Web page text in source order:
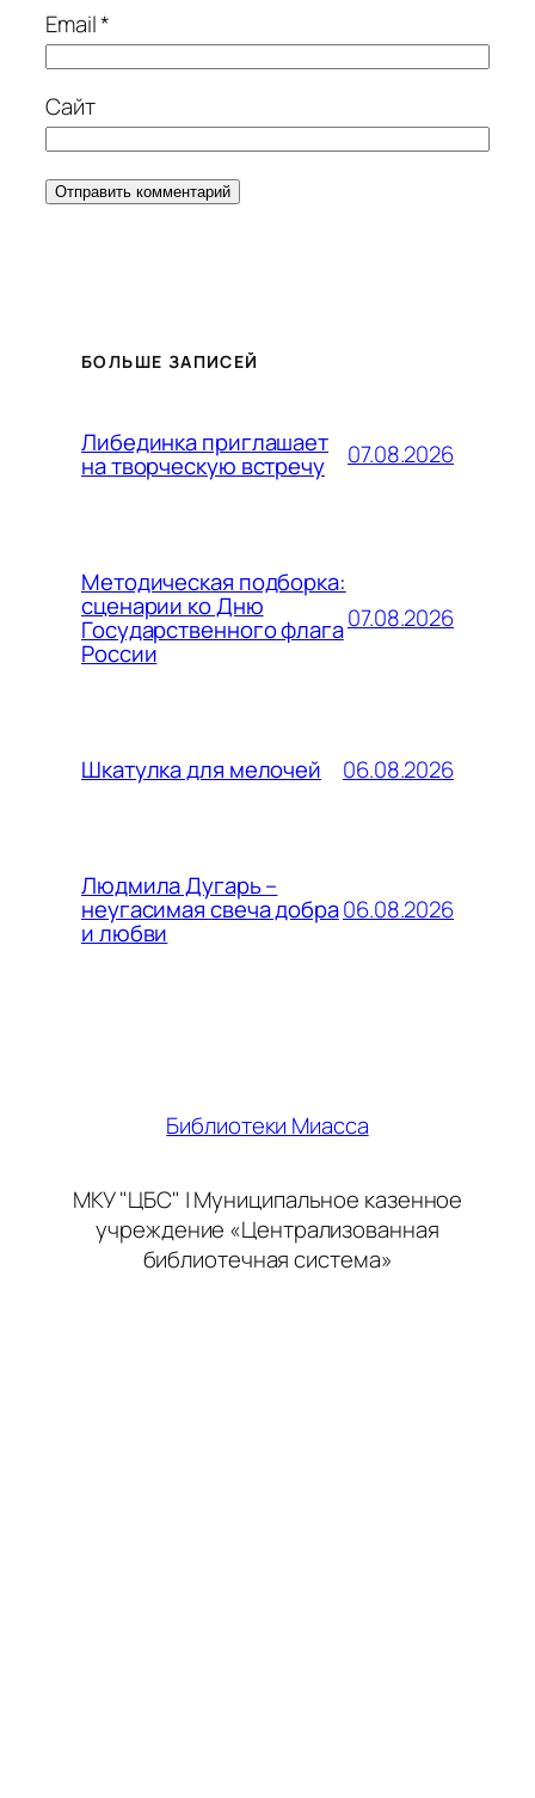
Email*
Сайт
БОЛЬШЕ ЗАПИСЕЙ
Либединка приглашает
на творческую встречу 07.08.2026
Методическая подборка:
сценарии ко Дню
Государственного флага
России
07.08.2026
Шкатулка для мелочей 06.08.2026
Людмила Дугарь –
неугасимая свеча добра
и любви
06.08.2026
Библиотеки Миасса
МКУ "ЦБС" | Муниципальное казенное
учреждение «Централизованная
библиотечная система»